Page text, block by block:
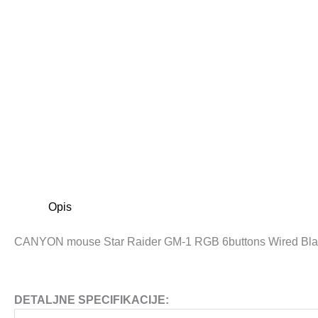
Opis
CANYON mouse Star Raider GM-1 RGB 6buttons Wired
DETALJNE SPECIFIKACIJE: